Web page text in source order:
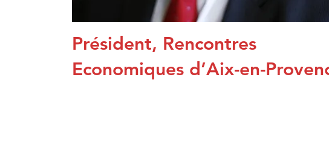
Président, Rencontres
Economiques d’Aix-en-